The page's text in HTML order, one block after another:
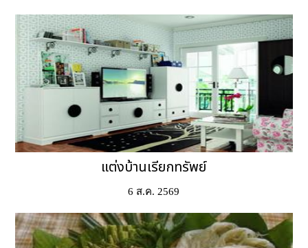
แต่งบ้านเรียกทรัพย์
6 ส.ค. 2569